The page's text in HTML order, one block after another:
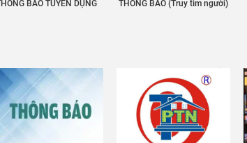
BÁO TUYỂN DỤNG THÔNG BÁO (Truy tìm người)